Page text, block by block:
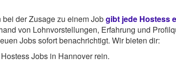
der Zusage zu einem Jobgibt jede Hostess
von Lohnvorstellungen, Erfahrung und
Jobs sofort benachrichtigt. Wir bieten dir:
Jobs in Hannover rein.